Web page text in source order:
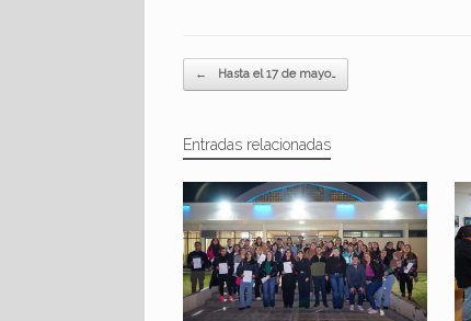
Navegador de artículos
← Hasta el 17 de mayo…
Entradas relacionadas